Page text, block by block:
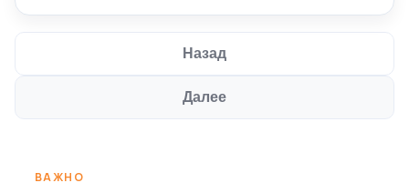
Назад
Далее
ВАЖНО